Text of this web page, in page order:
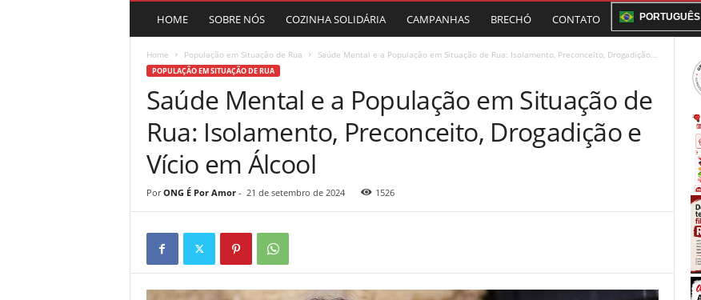
HOME SOBRE NÓS COZINHA SOLIDÁRIA CAMPANHAS BRECHÓ CONTATO PORTUGUÊS
Home População em Situação de Rua Saúde Mental e a População em Situação de Rua: Isolamento, Preconceito, Drogadição...
POPULAÇÃO EM SITUAÇÃO DE RUA
Saúde Mental e a População em Situação de
Rua: Isolamento, Preconceito, Drogadição e
Vício em Álcool
Por ONG É Por Amor- 21 de setembro de 2024 1526